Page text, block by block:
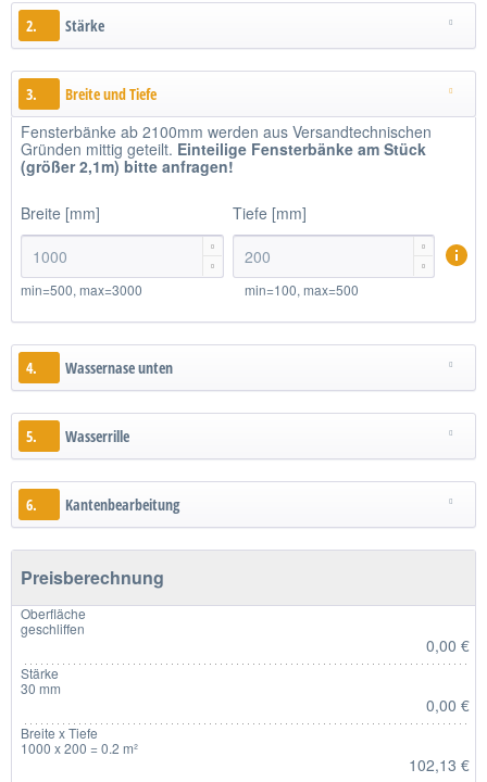
2. Stärke
3. Breite und Tiefe
Fensterbänke ab 2100mm werden aus Versandtechnischen
Gründen mittig geteilt. Einteilige Fensterbänke am Stück
(größer 2,1m) bitte anfragen!
Breite [mm]


Tiefe [mm]


min=500, max=3000 min=100, max=500
4. Wassernase unten
5. Wasserrille
6. Kantenbearbeitung
Preisberechnung
Oberfläche
geschliffen
0,00 €
Stärke
30 mm
0,00 €
Breite x Tiefe
1000 x 200 = 0.2 m²
102,13 €